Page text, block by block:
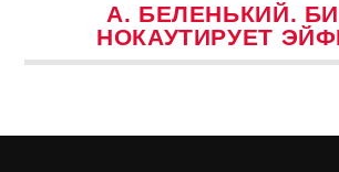
А. БЕЛЕНЬКИЙ.
НОКАУТИРУЕТ